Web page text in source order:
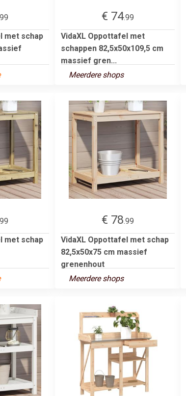
met schap
€ 74.99
VidaXL Oppottafel met
schappen 82,5x50x109,5 cm
massief gren...
Meerdere shops
met schap
€ 78.99
VidaXL Oppottafel met schap
82,5x50x75 cm massief
grenenhout
Meerdere shops